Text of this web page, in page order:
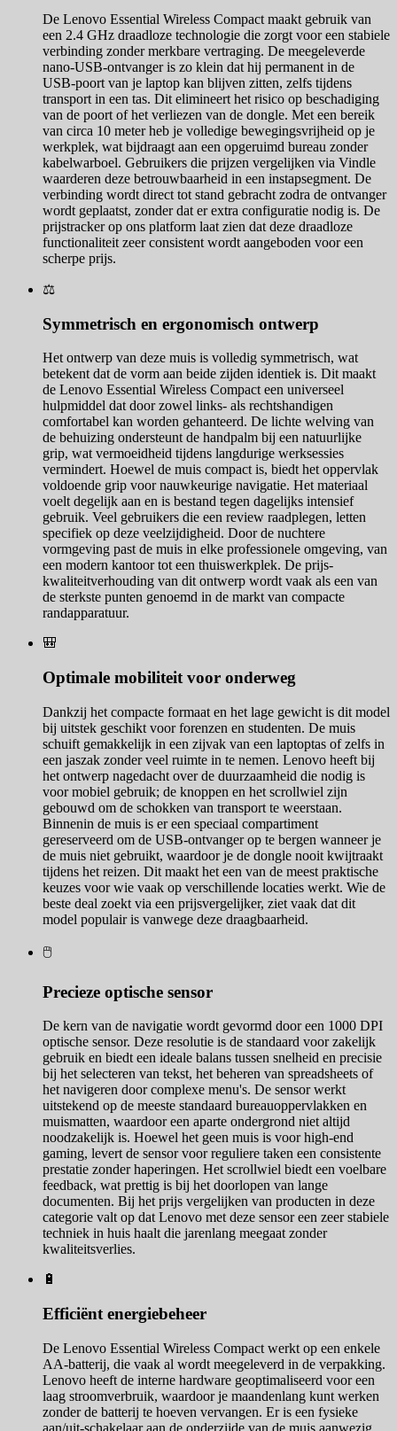
De Lenovo Essential Wireless Compact maakt gebruik van
een 2.4 GHz draadloze technologie die zorgt voor een stabiele
verbinding zonder merkbare vertraging. De meegeleverde
nano-USB-ontvanger is zo klein dat hij permanent in de
USB-poort van je laptop kan blijven zitten, zelfs tijdens
transport in een tas. Dit elimineert het risico op beschadiging
van de poort of het verliezen van de dongle. Met een bereik
van circa 10 meter heb je volledige bewegingsvrijheid op je
werkplek, wat bijdraagt aan een opgeruimd bureau zonder
kabelwarboel. Gebruikers die prijzen vergelijken via Vindle
waarderen deze betrouwbaarheid in een instapsegment. De
verbinding wordt direct tot stand gebracht zodra de ontvanger
wordt geplaatst, zonder dat er extra configuratie nodig is. De
prijstracker op ons platform laat zien dat deze draadloze
functionaliteit zeer consistent wordt aangeboden voor een
scherpe prijs.
⚖️
Symmetrisch en ergonomisch ontwerp
Het ontwerp van deze muis is volledig symmetrisch, wat
betekent dat de vorm aan beide zijden identiek is. Dit maakt
de Lenovo Essential Wireless Compact een universeel
hulpmiddel dat door zowel links- als rechtshandigen
comfortabel kan worden gehanteerd. De lichte welving van
de behuizing ondersteunt de handpalm bij een natuurlijke
grip, wat vermoeidheid tijdens langdurige werksessies
vermindert. Hoewel de muis compact is, biedt het oppervlak
voldoende grip voor nauwkeurige navigatie. Het materiaal
voelt degelijk aan en is bestand tegen dagelijks intensief
gebruik. Veel gebruikers die een review raadplegen, letten
specifiek op deze veelzijdigheid. Door de nuchtere
vormgeving past de muis in elke professionele omgeving, van
een modern kantoor tot een thuiswerkplek. De prijs-
kwaliteitverhouding van dit ontwerp wordt vaak als een van
de sterkste punten genoemd in de markt van compacte
randapparatuur.
🎒
Optimale mobiliteit voor onderweg
Dankzij het compacte formaat en het lage gewicht is dit model
bij uitstek geschikt voor forenzen en studenten. De muis
schuift gemakkelijk in een zijvak van een laptoptas of zelfs in
een jaszak zonder veel ruimte in te nemen. Lenovo heeft bij
het ontwerp nagedacht over de duurzaamheid die nodig is
voor mobiel gebruik; de knoppen en het scrollwiel zijn
gebouwd om de schokken van transport te weerstaan.
Binnenin de muis is er een speciaal compartiment
gereserveerd om de USB-ontvanger op te bergen wanneer je
de muis niet gebruikt, waardoor je de dongle nooit kwijtraakt
tijdens het reizen. Dit maakt het een van de meest praktische
keuzes voor wie vaak op verschillende locaties werkt. Wie de
beste deal zoekt via een prijsvergelijker, ziet vaak dat dit
model populair is vanwege deze draagbaarheid.
🖱️
Precieze optische sensor
De kern van de navigatie wordt gevormd door een 1000 DPI
optische sensor. Deze resolutie is de standaard voor zakelijk
gebruik en biedt een ideale balans tussen snelheid en precisie
bij het selecteren van tekst, het beheren van spreadsheets of
het navigeren door complexe menu's. De sensor werkt
uitstekend op de meeste standaard bureauoppervlakken en
muismatten, waardoor een aparte ondergrond niet altijd
noodzakelijk is. Hoewel het geen muis is voor high-end
gaming, levert de sensor voor reguliere taken een consistente
prestatie zonder haperingen. Het scrollwiel biedt een voelbare
feedback, wat prettig is bij het doorlopen van lange
documenten. Bij het prijs vergelijken van producten in deze
categorie valt op dat Lenovo met deze sensor een zeer stabiele
techniek in huis haalt die jarenlang meegaat zonder
kwaliteitsverlies.
🔋
Efficiënt energiebeheer
De Lenovo Essential Wireless Compact werkt op een enkele
AA-batterij, die vaak al wordt meegeleverd in de verpakking.
Lenovo heeft de interne hardware geoptimaliseerd voor een
laag stroomverbruik, waardoor je maandenlang kunt werken
zonder de batterij te hoeven vervangen. Er is een fysieke
aan/uit-schakelaar aan de onderzijde van de muis aanwezig,